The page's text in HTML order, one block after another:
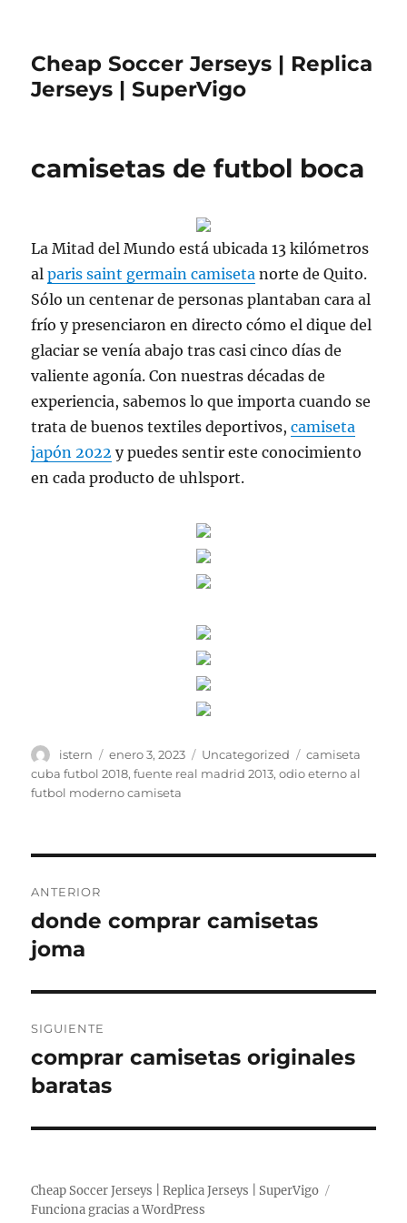
Cheap Soccer Jerseys | Replica
Jerseys | SuperVigo
camisetas de futbol boca
La Mitad del Mundo está ubicada 13 kilómetros
alparis saint germain camiseta norte de Quito.
Sólo un centenar de personas plantaban cara al
frío y presenciaron en directo cómo el dique del
glaciar se venía abajo tras casi cinco días de
valiente agonía. Con nuestras décadas de
experiencia, sabemos lo que importa cuando se
trata de buenos textiles deportivos,camiseta
japón 2022 y puedes sentir este conocimiento
en cada producto de uhlsport.
Autor
istern
Publicado
el
enero 3, 2023 Categorías
Uncategorized Etiquetas
camiseta
cuba futbol 2018,fuente real madrid 2013,odio eterno al
futbol moderno camiseta
de
entradas
ANTERIOR
Entrada
anterior:
donde comprar camisetas
joma
SIGUIENTE
Entrada
siguiente:
comprar camisetas originales
baratas
Cheap Soccer Jerseys | Replica Jerseys | SuperVigo
Funciona gracias a WordPress